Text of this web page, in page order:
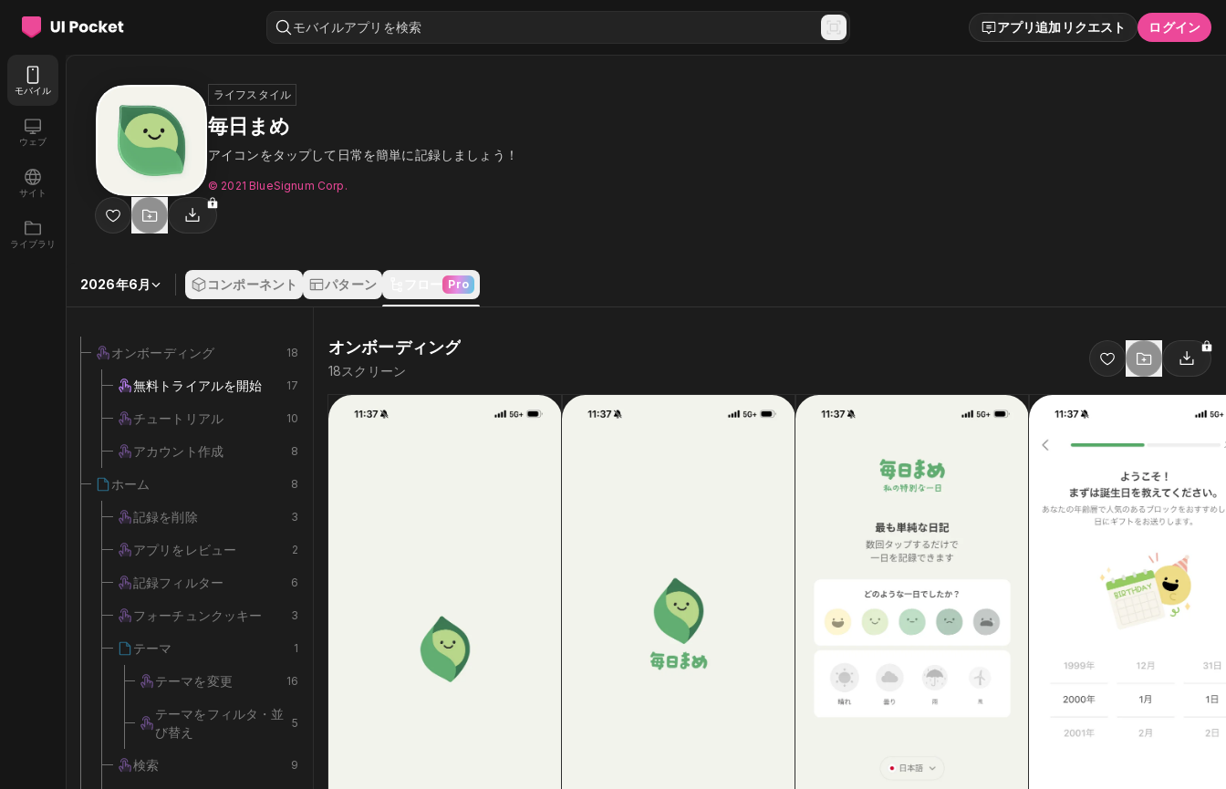
モバイルアプリを検索 アプリ追加リクエスト ログイン
モバイル
ウェブ
サイト
ライブラリ
ライフスタイル
毎日まめ
アイコンをタップして日常を簡単に記録しましょう！
© 2021 BlueSignum Corp.
2026年6月 コンポーネント パターン フロー Pro
オンボーディング 18
無料トライアルを開始 17
チュートリアル 10
アカウント作成 8
ホーム 8
記録を削除 3
アプリをレビュー 2
記録フィルター 6
フォーチュンクッキー 3
テーマ 1
テーマを変更 16
テーマをフィルタ・並
び替え
5
検索 9
オンボーディング
18スクリーン